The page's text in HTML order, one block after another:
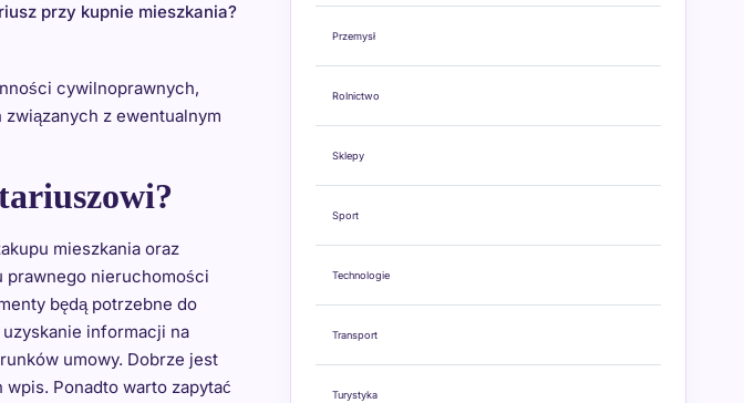
przy kupnie mieszkania?
cywilnoprawnych,
z ewentualnym
mieszkania oraz
prawnego nieruchomości
będą potrzebne do
informacji na
umowy. Dobrze jest
Ponadto warto zapytać
Przemysł
Rolnictwo
Sklepy
Sport
Technologie
Transport
Turystyka